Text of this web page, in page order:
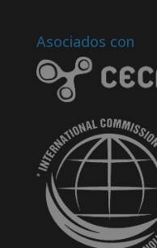
Asociados con